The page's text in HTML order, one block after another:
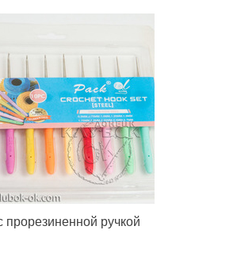
прорезиненной ручкой